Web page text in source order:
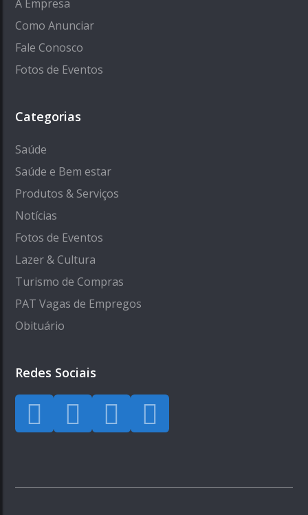
A Empresa
Como Anunciar
Fale Conosco
Fotos de Eventos
Categorias
Saúde
Saúde e Bem estar
Produtos & Serviços
Notícias
Fotos de Eventos
Lazer & Cultura
Turismo de Compras
PAT Vagas de Empregos
Obituário
Redes Sociais